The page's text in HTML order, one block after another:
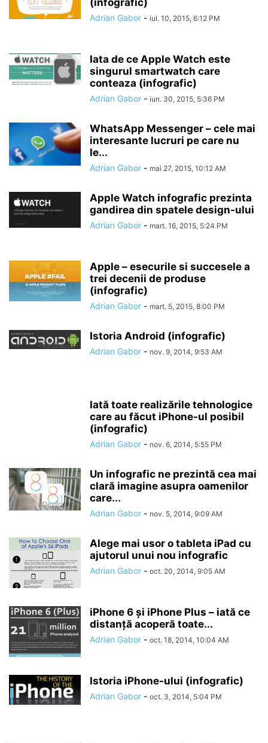
(infografic)
Adrian Gabor - iul. 10, 2015, 6:12 PM
Iata de ce Apple Watch este
singurul smartwatch care
conteaza (infografic)
Adrian Gabor - iun. 30, 2015, 5:36 PM
WhatsApp Messenger – cele mai
interesante lucruri pe care nu
le...
Adrian Gabor - mai 27, 2015, 10:12 AM
Apple Watch infografic prezinta
gandirea din spatele design-ului
Adrian Gabor - mart. 16, 2015, 5:24 PM
Apple – esecurile si succesele a
trei decenii de produse
(infografic)
Adrian Gabor - mart. 5, 2015, 8:00 PM
Istoria Android (infografic)
Adrian Gabor - nov. 9, 2014, 9:53 AM
Iată toate realizările tehnologice
care au făcut iPhone-ul posibil
(infografic)
Adrian Gabor - nov. 6, 2014, 5:55 PM
Un infografic ne prezintă cea mai
clară imagine asupra oamenilor
care...
Adrian Gabor - nov. 5, 2014, 9:09 AM
Alege mai usor o tableta iPad cu
ajutorul unui nou infografic
Adrian Gabor - oct. 20, 2014, 9:05 AM
iPhone 6 și iPhone Plus – iată ce
distanță acoperă toate...
Adrian Gabor - oct. 18, 2014, 10:04 AM
Istoria iPhone-ului (infografic)
Adrian Gabor - oct. 3, 2014, 5:04 PM